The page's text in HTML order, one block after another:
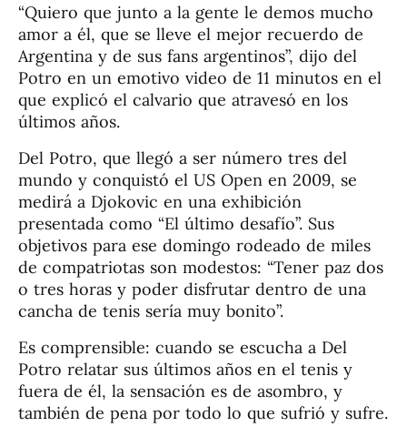
“Quiero que junto a la gente le demos mucho
amor a él, que se lleve el mejor recuerdo de
Argentina y de sus fans argentinos”, dijo del
Potro en un emotivo video de 11 minutos en el
que explicó el calvario que atravesó en los
últimos años.
Del Potro, que llegó a ser número tres del
mundo y conquistó el US Open en 2009, se
medirá a Djokovic en una exhibición
presentada como “El último desafío”. Sus
objetivos para ese domingo rodeado de miles
de compatriotas son modestos: “Tener paz dos
o tres horas y poder disfrutar dentro de una
cancha de tenis sería muy bonito”.
Es comprensible: cuando se escucha a Del
Potro relatar sus últimos años en el tenis y
fuera de él, la sensación es de asombro, y
también de pena por todo lo que sufrió y sufre.